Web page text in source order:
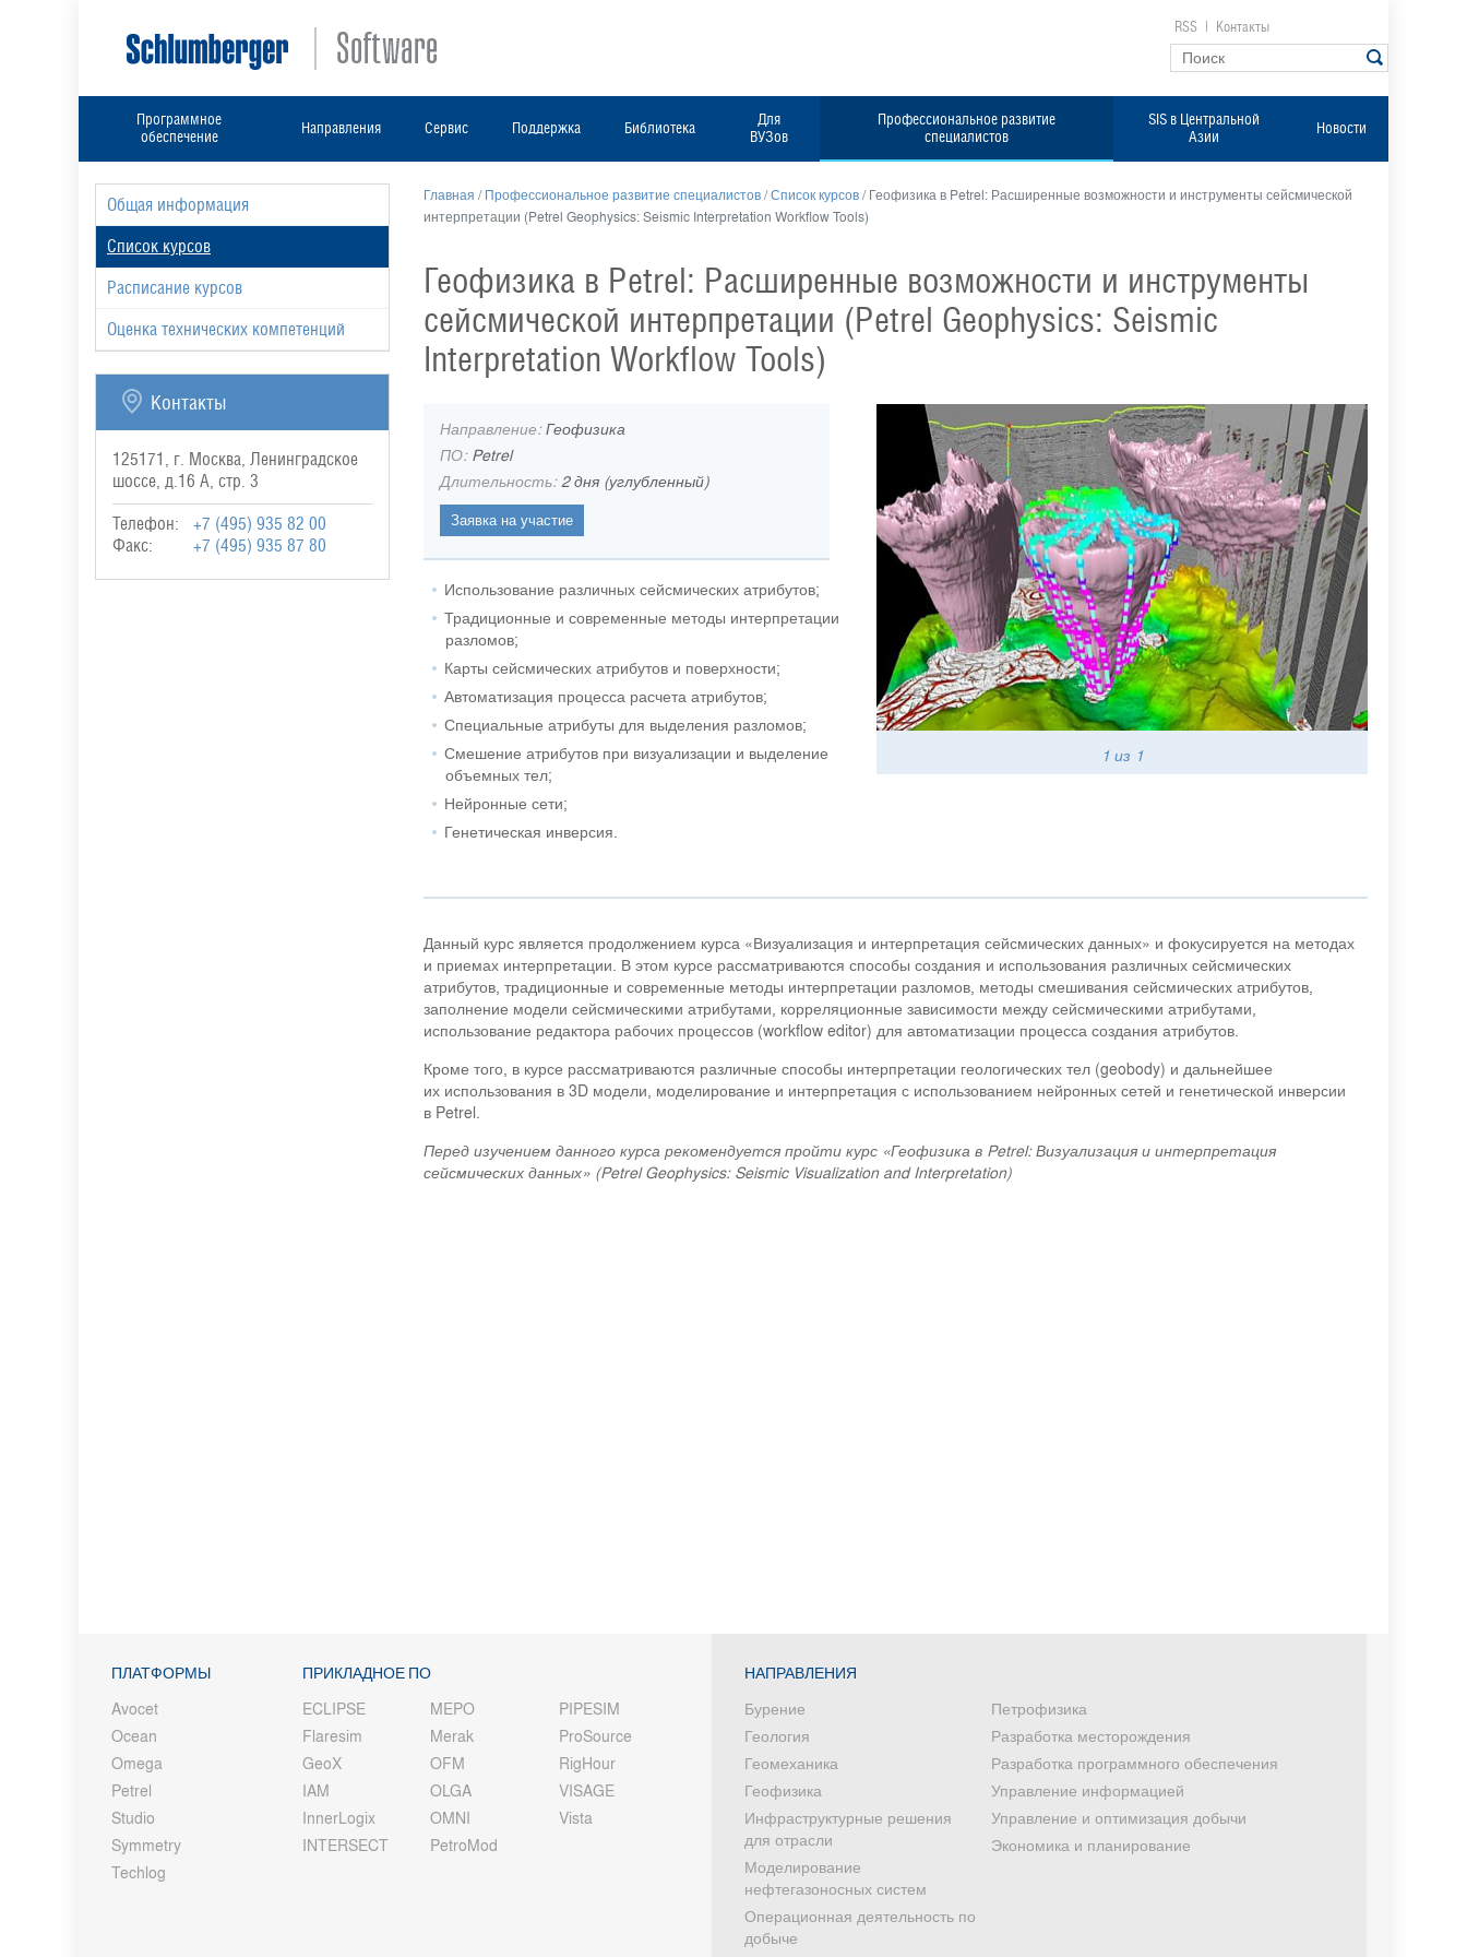
RSS Контакты
Программное
обеспечение
Направления Сервис Поддержка Библиотека
Для
ВУЗов
Профессиональное развитие
специалистов
SIS в Центральной
Азии
Новости
Общая информация
Список курсов
Расписание курсов
Оценка технических компетенций
Контакты
125171, г. Москва, Ленинградское
шоссе, д.16 А, стр. 3
Телефон:
+7 (495) 935 82 00
Факс:
+7 (495) 935 87 80
Главная /Профессиональное развитие специалистов/Список курсов/Геофизика в Petrel: Расширенные возможности и инструменты сейсмической
интерпретации (Petrel Geophysics: Seismic Interpretation Workflow Tools)
Геофизика в Petrel: Расширенные возможности и инструменты
сейсмической интерпретации (Petrel Geophysics: Seismic
Interpretation Workflow Tools)
1из 1
Направление:Геофизика
ПО:Petrel
Длительность:2 дня (углубленный)
Использование различных сейсмических атрибутов;
Традиционные и современные методы интерпретации
разломов;
Карты сейсмических атрибутов и поверхности;
Автоматизация процесса расчета атрибутов;
Специальные атрибуты для выделения разломов;
Смешение атрибутов при визуализации и выделение
объемных тел;
Нейронные сети;
Генетическая инверсия.
Данный курс является продолжением курса «Визуализация и интерпретация сейсмических данных» и фокусируется на методах
и приемах интерпретации. В этом курсе рассматриваются способы создания и использования различных сейсмических
атрибутов, традиционные и современные методы интерпретации разломов, методы смешивания сейсмических атрибутов,
заполнение модели сейсмическими атрибутами, корреляционные зависимости между сейсмическими атрибутами,
использование редактора рабочих процессов (workflow editor) для автоматизации процесса создания атрибутов.
Кроме того, в курсе рассматриваются различные способы интерпретации геологических тел (geobody) и дальнейшее
их использования в 3D модели, моделирование и интерпретация с использованием нейронных сетей и генетической инверсии
в Petrel.
Перед изучением данного курса рекомендуется пройти курс «Геофизика в Petrel: Визуализация и интерпретация
сейсмических данных» (Petrel Geophysics: Seismic Visualization and Interpretation)
ПЛАТФОРМЫ
Avocet
Ocean
Omega
Petrel
Studio
Symmetry
Techlog
ПРИКЛАДНОЕ ПО
ECLIPSE
Flaresim
GeoX
IAM
InnerLogix
INTERSECT
MEPO
Merak
OFM
OLGA
OMNI
PetroMod
PIPESIM
ProSource
RigHour
VISAGE
Vista
НАПРАВЛЕНИЯ
Бурение
Геология
Геомеханика
Геофизика
Инфраструктурные решения
для отрасли
Моделирование
нефтегазоносных систем
Операционная деятельность по
добыче
Петрофизика
Разработка месторождения
Разработка программного обеспечения
Управление информацией
Управление и оптимизация добычи
Экономика и планирование